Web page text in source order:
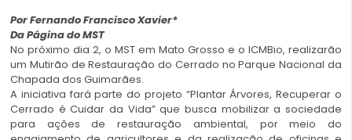
Por Fernando Francisco Xavier*
Da Página do MST
No próximo dia 2, o MST em Mato Grosso e o ICMBio, realizarão
um Mutirão de Restauração do Cerrado no Parque Nacional da
Chapada dos Guimarães.
A iniciativa fará parte do projeto “Plantar Árvores, Recuperar o
Cerrado é Cuidar da Vida” que busca mobilizar a sociedade
para ações de restauração ambiental, por meio do